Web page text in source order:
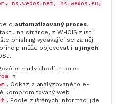
ns.wedos.net, ns.wedos.eu,
o automatizovaný proces,
na stránce, z WHOIS zjistí
phishing vydávající se za něj.
může objevovat i u jiných
e-maily chodí z adres
a
. Odkaz z analyzovaného e-
kompromitovaný web
. Podle zjištěných informací jde